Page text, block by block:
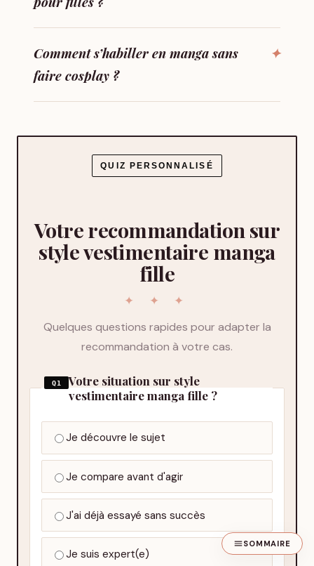
Comment s’habiller en manga sans
faire cosplay ?
QUIZ PERSONNALISÉ
Votre recommandation sur
style vestimentaire manga
fille
Quelques questions rapides pour adapter la
recommandation à votre cas.
Q1
Votre situation sur style
vestimentaire manga fille ?
Je découvre le sujet
Je compare avant d'agir
J'ai déjà essayé sans succès
Je suis expert(e)
SOMMAIRE